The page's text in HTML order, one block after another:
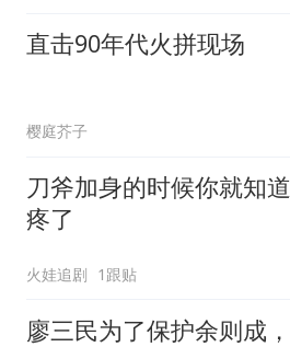
直击90年代火拼现场
樱庭芥子
刀斧加身的时候你就知道
疼了
火娃追剧 1跟贴
廖三民为了保护余则成，